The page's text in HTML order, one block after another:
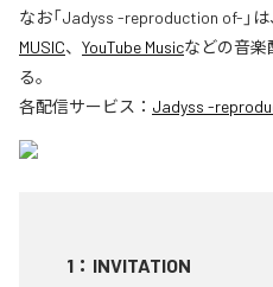
なお「Jadyss -reproduction of- 」は
MUSIC、 YouTube Musicなどの音楽
る。
各配信サービス： Jadyss -
1 ： INVITATION